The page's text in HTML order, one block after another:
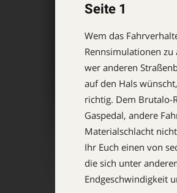
Seite 1
Wem das
Rennsimulationen
wer anderen
auf den Hals
richtig. Dem Brutalo-
Gaspedal, andere
Materialschlacht
Ihr Euch einen von
die sich unter
Endgeschwindigkeit